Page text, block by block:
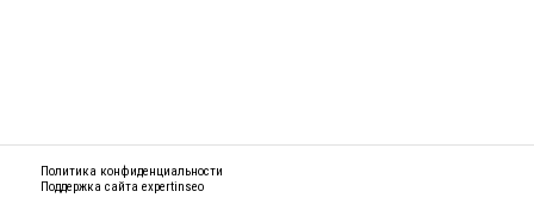
Политика конфиденциальности
Поддержка сайта expertinseo